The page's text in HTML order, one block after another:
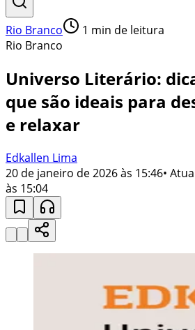
Rio Branco 1 min de leitura
Rio Branco
Universo Literário:
que são ideais para
e relaxar
Edkallen Lima
20 de janeiro de 2026 às 15:46•
às 15:04